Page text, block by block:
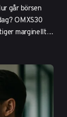
går börsen
OMXS30
marginellt
och Ericsson,
volatilitet
från räntor och
globala marknader
Få insikter